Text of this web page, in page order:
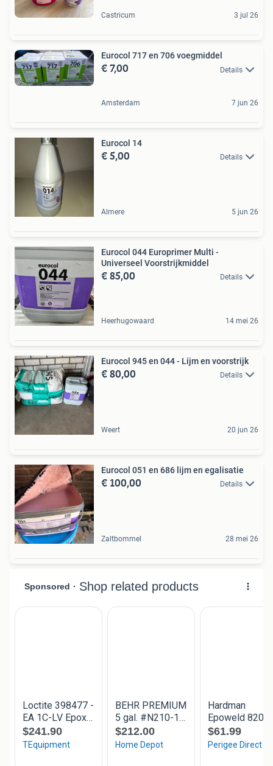
Castricum 3 jul 26
Eurocol 717 en 706 voegmiddel
€ 7,00 Details
Amsterdam 7 jun 26
Eurocol 14
€ 5,00 Details
Almere 5 jun 26
Eurocol 044 Europrimer Multi -
Universeel Voorstrijkmiddel
€ 85,00 Details
Heerhugowaard 14 mei 26
Eurocol 945 en 044 - Lijm en voorstrijk
€ 80,00 Details
Weert 20 jun 26
Eurocol 051 en 686 lijm en egalisatie
€ 100,00 Details
Zaltbommel 28 mei 26